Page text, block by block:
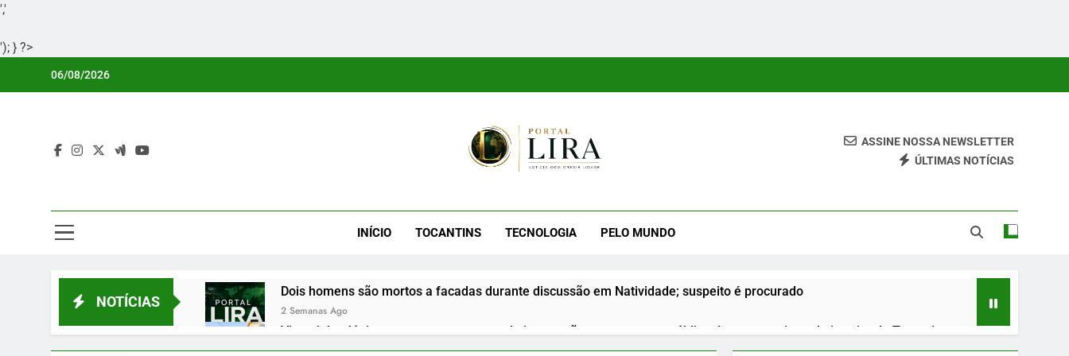
','
'); } ?>
06/08/2026
E Uma Boa Experiência Para O Leitor.
ASSINE NOSSA NEWSLETTER
ÚLTIMAS NOTÍCIAS
INÍCIO TOCANTINS TECNOLOGIA PELO MUNDO
NOTÍCIAS
Dois homens são mortos a facadas durante discussão em Natividade; suspeito é procurado
2 Semanas Ago
Vicentinho Júnior apresenta propostas de integração na segurança pública durante roteiro pelo interior do Tocantins
2 Semanas Ago